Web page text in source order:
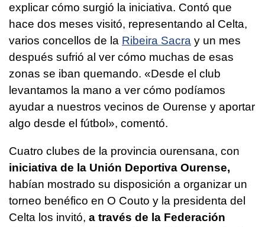
explicar cómo surgió la iniciativa. Contó que
hace dos meses visitó, representando al Celta,
varios concellos de la Ribeira Sacra y un mes
después sufrió al ver cómo muchas de esas
zonas se iban quemando. «Desde el club
levantamos la mano a ver cómo podíamos
ayudar a nuestros vecinos de Ourense y aportar
algo desde el fútbol», comentó.
Cuatro clubes de la provincia ourensana, con
iniciativa de la Unión Deportiva Ourense,
habían mostrado su disposición a organizar un
torneo benéfico en O Couto y la presidenta del
Celta los invitó, a través de la Federación